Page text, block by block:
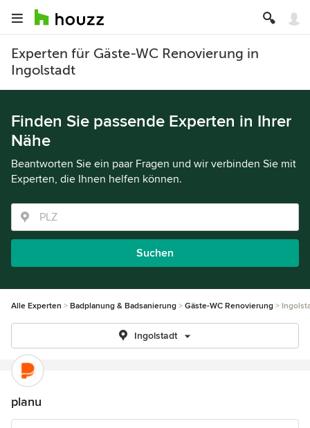
Experten für Gäste-WC Renovierung in
Ingolstadt
Finden Sie passende Experten in Ihrer
Nähe
Beantworten Sie ein paar Fragen und wir verbinden Sie mit
Experten, die Ihnen helfen können.
Suchen
Alle Experten Badplanung & Badsanierung Gäste-WC Renovierung
Ingolstadt
planu